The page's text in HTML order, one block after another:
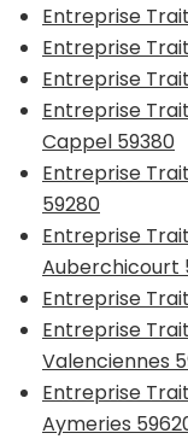
Entreprise
Entreprise
Entreprise
Entreprise
Cappel 59380
Entreprise
59280
Entreprise
Auberchicourt
Entreprise
Entreprise
Valenciennes
Entreprise
Aymeries